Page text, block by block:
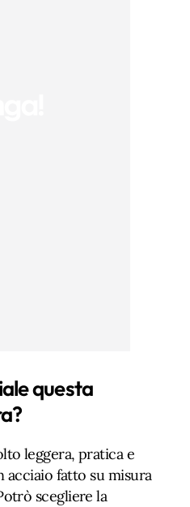
questa
leggera, pratica e
acciaio fatto su misura
scegliere la